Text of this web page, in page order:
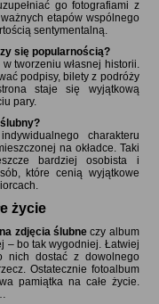
go fotografiami z
etapów wspólnego
sentymentalną.
się popularnością
tworzeniu własnej historii.
podpisy, bilety z podróży
staje się wyjątkową
pary.
ślubny
charakteru
na okładce. Taki
bardziej osobista i
które cenią wyjątkowe
życie
zdjęcia ślubneczy album
– bo tak wygodniej. Łatwiej
nich dostać z dowolnego
Ostatecznie fotoalbum
pamiątka na całe życie.